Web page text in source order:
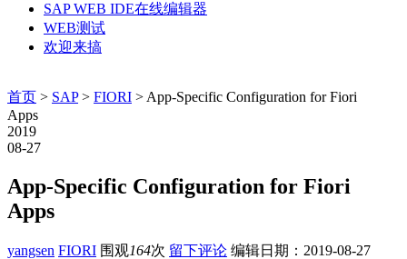
SAP WEB IDE在线编辑器
WEB测试
欢迎来搞
首页 > SAP> FIORI > App-Specific Configuration for Fiori
Apps
2019
08-27
App-Specific Configuration for Fiori
Apps
yangsen FIORI 围观164次 留下评论 编辑日期： 2019-08-27